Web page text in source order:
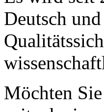
Deutsch
Möchten